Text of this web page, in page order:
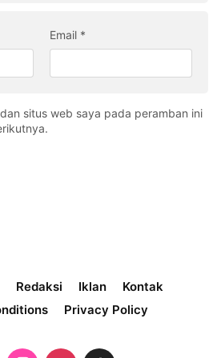
Email *
situs web saya pada peramban ini
Redaksi Iklan
Kontak
Privacy Policy